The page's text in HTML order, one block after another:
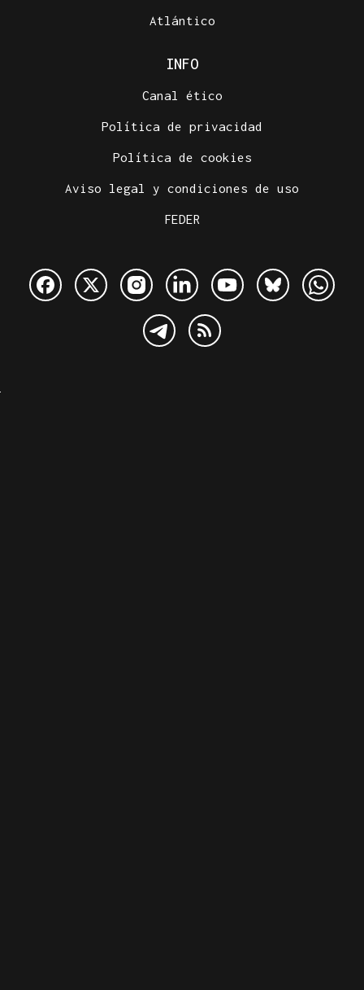
Atlántico
INFO
Canal ético
Política de privacidad
Política de cookies
Aviso legal y condiciones de uso
FEDER